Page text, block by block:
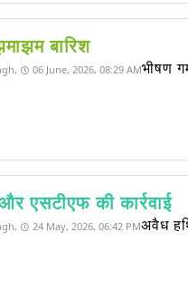
बारिश
06 June, 2026, 08:29 AMभीषण
एसटीएफ की कार्रवाई
24 May, 2026, 06:42 PMअवैध